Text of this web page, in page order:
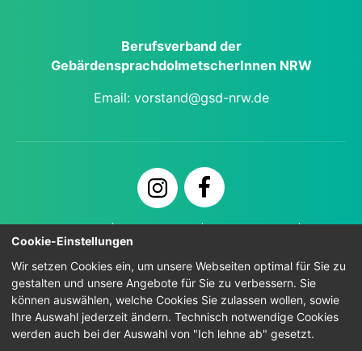
Berufs­verband der
Gebärden­sprach­dol­metscher­Innen NRW
Email: vorstand@gsd-nrw.de
© 2026WEBAGENTUR HALTERN
Cookie-Einstellungen
Wir setzen Cookies ein, um unsere Webseiten optimal für Sie zu
gestalten und unsere Angebote für Sie zu verbessern. Sie
können auswählen, welche Cookies Sie zulassen wollen, sowie
Ihre Auswahl jederzeit ändern. Technisch notwendige Cookies
werden auch bei der Auswahl von "Ich lehne ab" gesetzt.